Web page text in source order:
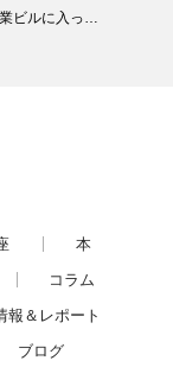
ビルに入っ…
本
コラム
報＆レポート
ブログ